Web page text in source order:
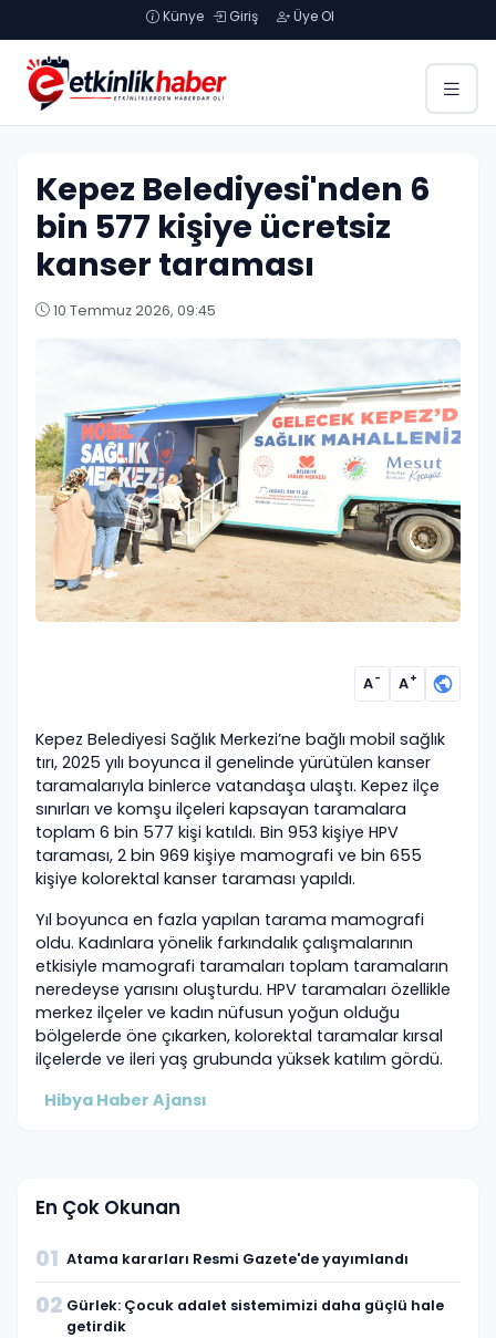
Künye Giriş Üye Ol
Kepez Belediyesi'nden 6
bin 577 kişiye ücretsiz
kanser taraması
10 Temmuz 2026, 09:45
A- A+
Kepez Belediyesi Sağlık Merkezi’ne bağlı mobil sağlık
tırı, 2025 yılı boyunca il genelinde yürütülen kanser
taramalarıyla binlerce vatandaşa ulaştı. Kepez ilçe
sınırları ve komşu ilçeleri kapsayan taramalara
toplam 6 bin 577 kişi katıldı. Bin 953 kişiye HPV
taraması, 2 bin 969 kişiye mamografi ve bin 655
kişiye kolorektal kanser taraması yapıldı.
Yıl boyunca en fazla yapılan tarama mamografi
oldu. Kadınlara yönelik farkındalık çalışmalarının
etkisiyle mamografi taramaları toplam taramaların
neredeyse yarısını oluşturdu. HPV taramaları özellikle
merkez ilçeler ve kadın nüfusun yoğun olduğu
bölgelerde öne çıkarken, kolorektal taramalar kırsal
ilçelerde ve ileri yaş grubunda yüksek katılım gördü.
Hibya Haber Ajansı
En Çok Okunan
01 Atama kararları Resmi Gazete'de yayımlandı
02 Gürlek: Çocuk adalet sistemimizi daha güçlü hale
getirdik